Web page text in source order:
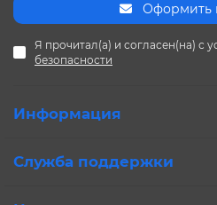
Оформить
Я прочитал(а) и согласен(на) с
безопасности
Информация
Служба поддержки